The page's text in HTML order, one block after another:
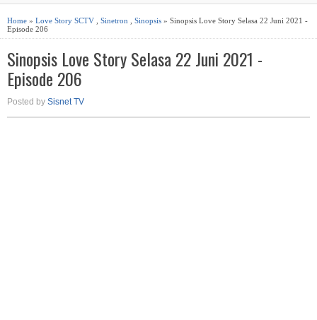
Home » Love Story SCTV Sinetron Sinopsis » Sinopsis Love Story Selasa 22 Juni 2021 -
Episode 206
Sinopsis Love Story Selasa 22 Juni 2021 -
Episode 206
Posted by Sisnet TV